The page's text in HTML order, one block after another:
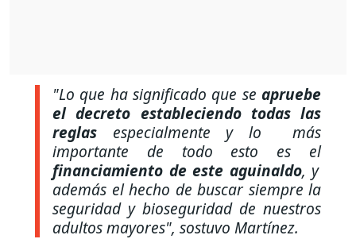
"Lo que ha significado que se apruebe
el decreto estableciendo todas las
reglas especialmente y lo más
importante de todo esto es el
financiamiento de este aguinaldo, y
además el hecho de buscar siempre la
seguridad y bioseguridad de nuestros
adultos mayores", sostuvo Martínez.